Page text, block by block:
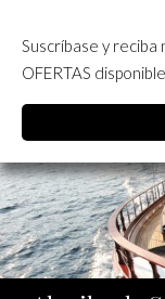
content
Suscríbase y
OFERTAS